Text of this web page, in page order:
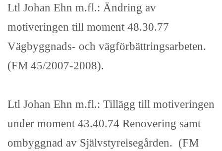
Ltl Johan Ehn m.fl.: Ändring av
motiveringen till moment 48.30.77
Vägbyggnads- och vägförbättringsarbeten.
(FM 45/2007-2008).
Ltl Johan Ehn m.fl.: Tillägg till motiveringen
under moment 43.40.74 Renovering samt
ombyggnad av Självstyrelsegården. (FM